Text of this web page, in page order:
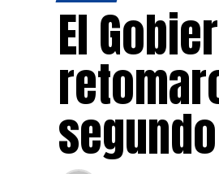
El